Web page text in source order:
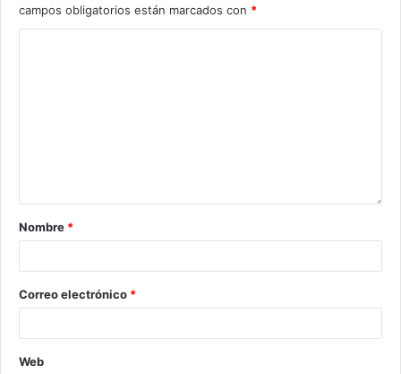
campos obligatorios están marcados con *
Nombre *
Correo electrónico *
Web